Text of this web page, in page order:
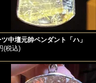
中壇元帥ペンダント「ハ」
(税込)